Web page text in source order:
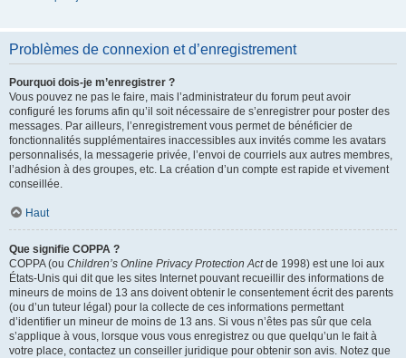
Problèmes de connexion et d’enregistrement
Pourquoi dois-je m’enregistrer ?
Vous pouvez ne pas le faire, mais l’administrateur du forum peut avoir
configuré les forums afin qu’il soit nécessaire de s’enregistrer pour poster des
messages. Par ailleurs, l’enregistrement vous permet de bénéficier de
fonctionnalités supplémentaires inaccessibles aux invités comme les avatars
personnalisés, la messagerie privée, l’envoi de courriels aux autres membres,
l’adhésion à des groupes, etc. La création d’un compte est rapide et vivement
conseillée.
Haut
Que signifie COPPA ?
COPPA (ou Children’s Online Privacy Protection Actde 1998) est une loi aux
États-Unis qui dit que les sites Internet pouvant recueillir des informations de
mineurs de moins de 13 ans doivent obtenir le consentement écrit des parents
(ou d’un tuteur légal) pour la collecte de ces informations permettant
d’identifier un mineur de moins de 13 ans. Si vous n’êtes pas sûr que cela
s’applique à vous, lorsque vous vous enregistrez ou que quelqu’un le fait à
votre place, contactez un conseiller juridique pour obtenir son avis. Notez que